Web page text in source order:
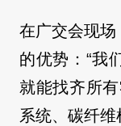
在广交会现
的优势：“我
就能找齐所
系统、碳纤